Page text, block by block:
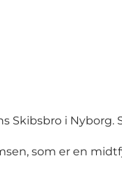
Skibsbro i
som er en